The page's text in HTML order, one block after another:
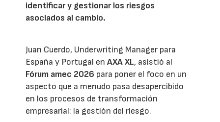
identificar y gestionar los riesgos
asociados al cambio.
Juan Cuerdo, Underwriting Manager para
España y Portugal enAXA XL, asistió al
Fórum amec 2026 para poner el foco en un
aspecto que a menudo pasa desapercibido
en los procesos de transformación
empresarial: la gestión del riesgo.